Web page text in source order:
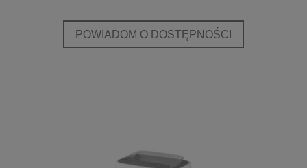
POWIADOM O DOSTĘPNOŚCI